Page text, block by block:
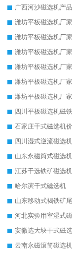
广西河沙磁选机产
潍坊平板磁选机厂家
潍坊平板磁选机厂家
潍坊平板磁选机厂家
潍坊平板磁选机厂家
潍坊平板磁选机厂家
潍坊平板磁选机厂家
四川平板磁选机磁
石家庄干式磁选机
四川湿式逆流磁选机
江苏干选铁矿磁选机
哈尔滨干式磁选机
山东移动式褐铁矿
河北实验用室湿式
安徽选大块干式磁
云南永磁滚筒磁选